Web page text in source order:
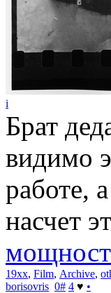
i
Брат
видимо
работе,
насчет
19xx, Film, Archive,
borisovris 0# 4 ♥ •